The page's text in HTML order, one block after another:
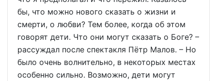
бы, что можно нового сказать о жизни и
смерти, о любви? Тем более, когда об этом
говорят дети. Что они могут сказать о Боге? –
рассуждал после спектакля Пётр Малов. – Но
было очень волнительно, в некоторых местах
особенно сильно. Возможно, дети могут